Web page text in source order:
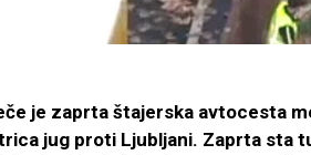
je zaprta štajerska avtocesta
jug proti Ljubljani. Zaprta sta